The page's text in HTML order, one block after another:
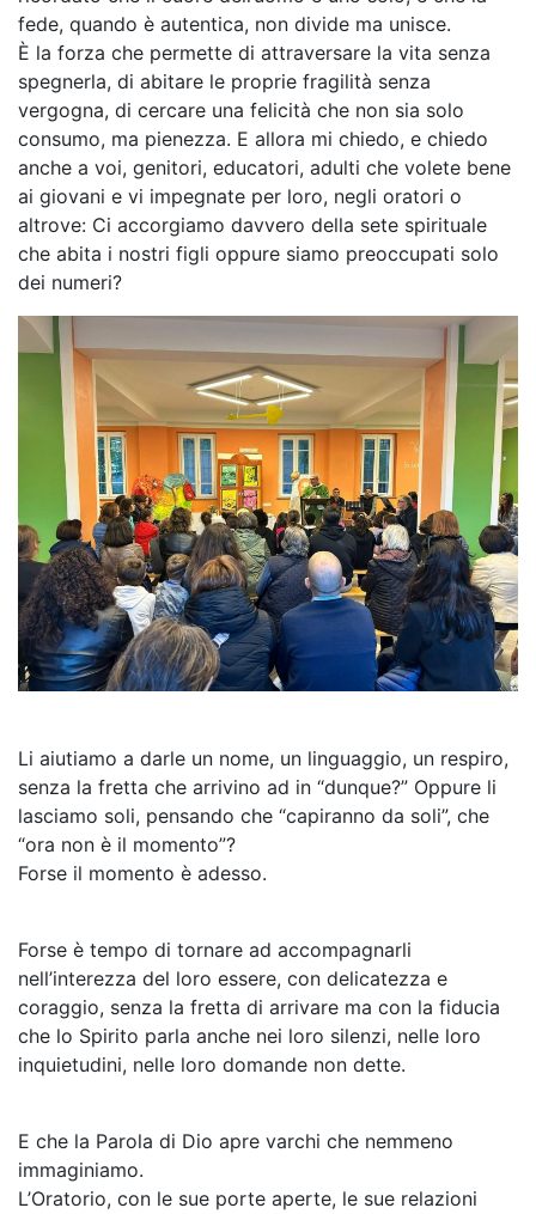
fede, quando è autentica, non divide ma unisce.
È la forza che permette di attraversare la vita senza
spegnerla, di abitare le proprie fragilità senza
vergogna, di cercare una felicità che non sia solo
consumo, ma pienezza. E allora mi chiedo, e chiedo
anche a voi, genitori, educatori, adulti che volete bene
ai giovani e vi impegnate per loro, negli oratori o
altrove: Ci accorgiamo davvero della sete spirituale
che abita i nostri figli oppure siamo preoccupati solo
dei numeri?
Li aiutiamo a darle un nome, un linguaggio, un respiro,
senza la fretta che arrivino ad in “dunque?” Oppure li
lasciamo soli, pensando che “capiranno da soli”, che
“ora non è il momento”?
Forse il momento è adesso.
Forse è tempo di tornare ad accompagnarli
nell’interezza del loro essere, con delicatezza e
coraggio, senza la fretta di arrivare ma con la fiducia
che lo Spirito parla anche nei loro silenzi, nelle loro
inquietudini, nelle loro domande non dette.
E che la Parola di Dio apre varchi che nemmeno
immaginiamo.
L’Oratorio, con le sue porte aperte, le sue relazioni